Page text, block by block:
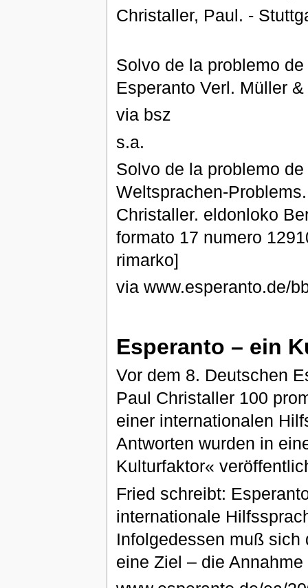
Christaller, Paul. -
Solvo de la problemo
Esperanto Verl. Müller
via bsz
s.a.
Solvo de la problemo
Weltsprachen-
Christaller. eldonloko
formato 17 numero
rimarko]
via www.esperanto.de/
Esperanto – ein
Vor dem 8. Deutschen
Paul Christaller 100
einer internationalen
Antworten wurden in
Kulturfaktor«
Fried schreibt:
internationale
Infolgedessen muß
eine Ziel – die